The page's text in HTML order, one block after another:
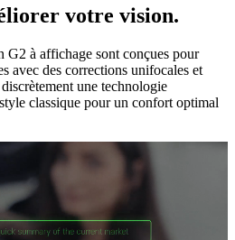
votre vision.
G2 à affichage sont conçues pour
avec des corrections unifocales et
une technologie
classique pour un confort optimal